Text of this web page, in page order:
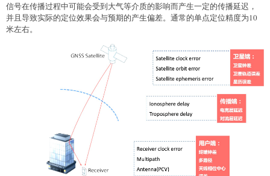
信号在传播过程中可能会受到大气等介质的影响而产生一定的传播延迟，
并且导致实际的定位效果会与预期的产生偏差。通常的单点定位精度为10
米左右。